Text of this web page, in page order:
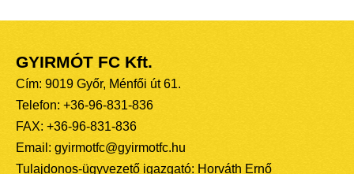
GYIRMÓT FC Kft.
Cím: 9019 Győr, Ménfői út 61.
Telefon: +36-96-831-836
FAX: +36-96-831-836
Email: gyirmotfc@gyirmotfc.hu
Tulajdonos-ügyvezető igazgató: Horváth Ernő